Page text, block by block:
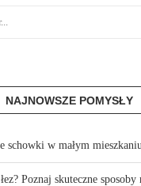
NAJNOWSZE POMYSŁY
schowki w małym
Poznaj skuteczne